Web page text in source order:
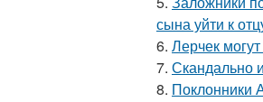
сына уйти к
6. Лерчек
7. Скандально
8. Поклонники